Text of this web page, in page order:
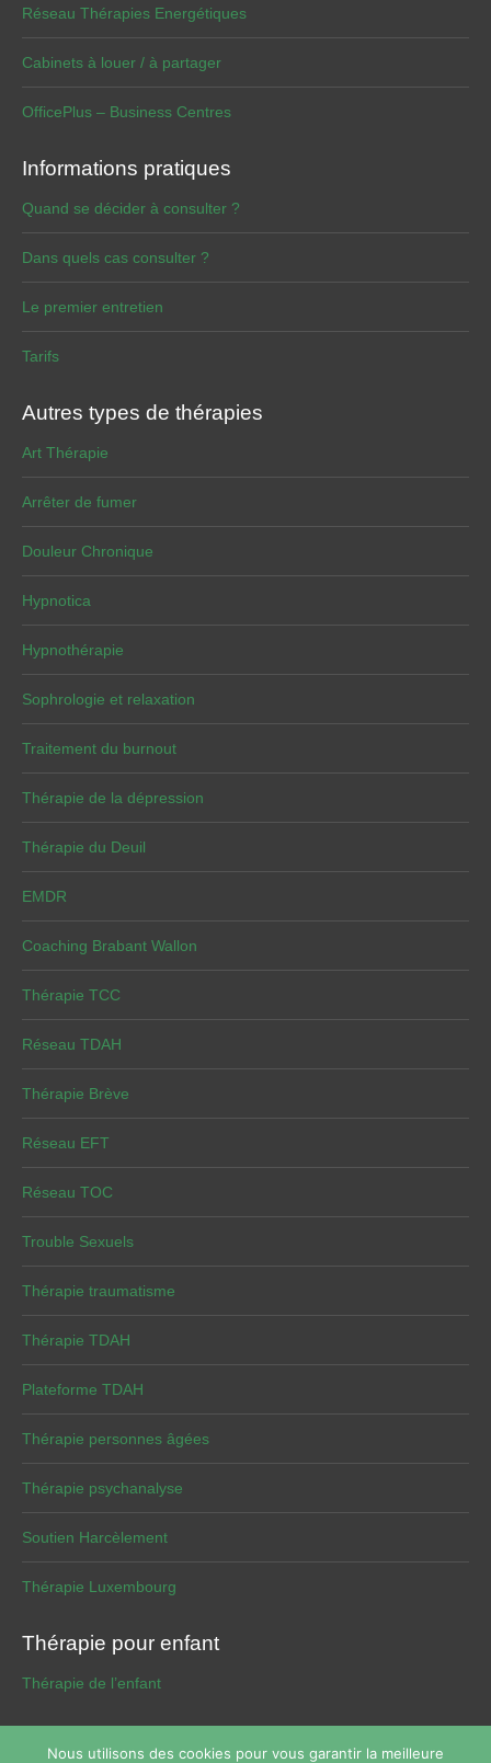
Réseau Thérapies Energétiques
Cabinets à louer / à partager
OfficePlus – Business Centres
Informations pratiques
Quand se décider à consulter ?
Dans quels cas consulter ?
Le premier entretien
Tarifs
Autres types de thérapies
Art Thérapie
Arrêter de fumer
Douleur Chronique
Hypnotica
Hypnothérapie
Sophrologie et relaxation
Traitement du burnout
Thérapie de la dépression
Thérapie du Deuil
EMDR
Coaching Brabant Wallon
Thérapie TCC
Réseau TDAH
Thérapie Brève
Réseau EFT
Réseau TOC
Trouble Sexuels
Thérapie traumatisme
Thérapie TDAH
Plateforme TDAH
Thérapie personnes âgées
Thérapie psychanalyse
Soutien Harcèlement
Thérapie Luxembourg
Thérapie pour enfant
Thérapie de l’enfant
Nous utilisons des cookies pour vous garantir la meilleure